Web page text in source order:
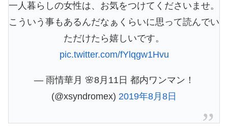
一人暮らしの女性は、お気をつけてくださいませ。
こういう事もあるんだなぁくらいに思って読んでい
ただけたら嬉しいです。
pic.twitter.com/fYlqgw1Hvu
— 雨情華月 🌸8月11日 都内ワンマン！
(@xsyndromex) 2019年8月8日